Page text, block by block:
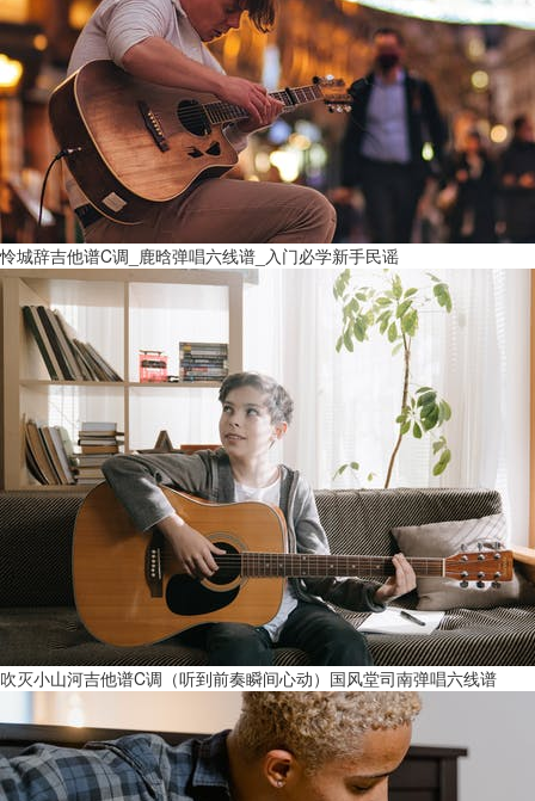
怜城辞吉他谱C调_鹿晗弹唱六线谱_入门必学新手民谣
吹灭小山河吉他谱C调（听到前奏瞬间心动）国风堂司南弹唱六线谱